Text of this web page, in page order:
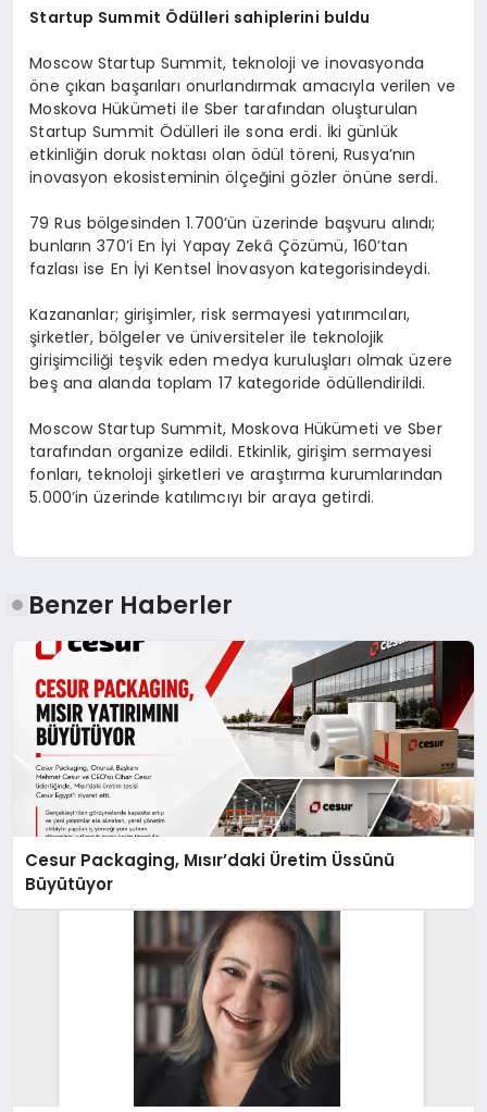
Startup Summit Ödülleri sahiplerini buldu
Moscow Startup Summit, teknoloji ve inovasyonda
öne çıkan başarıları onurlandırmak amacıyla verilen ve
Moskova Hükümeti ile Sber tarafından oluşturulan
Startup Summit Ödülleri ile sona erdi. İki günlük
etkinliğin doruk noktası olan ödül töreni, Rusya’nın
inovasyon ekosisteminin ölçeğini gözler önüne serdi.
79 Rus bölgesinden 1.700’ün üzerinde başvuru alındı;
bunların 370’i En İyi Yapay Zekâ Çözümü, 160’tan
fazlası ise En İyi Kentsel İnovasyon kategorisindeydi.
Kazananlar; girişimler, risk sermayesi yatırımcıları,
şirketler, bölgeler ve üniversiteler ile teknolojik
girişimciliği teşvik eden medya kuruluşları olmak üzere
beş ana alanda toplam 17 kategoride ödüllendirildi.
Moscow Startup Summit, Moskova Hükümeti ve Sber
tarafından organize edildi. Etkinlik, girişim sermayesi
fonları, teknoloji şirketleri ve araştırma kurumlarından
5.000’in üzerinde katılımcıyı bir araya getirdi.
Benzer Haberler
Cesur Packaging, Mısır’daki Üretim Üssünü
Büyütüyor